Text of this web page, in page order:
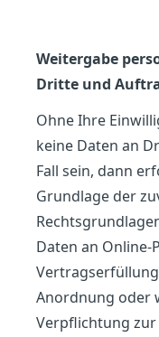
Weitergabe
Dritte und
Ohne Ihre
keine Daten an
Fall sein, dann
Grundlage der
Daten an
Anordnung oder
Verpflichtung